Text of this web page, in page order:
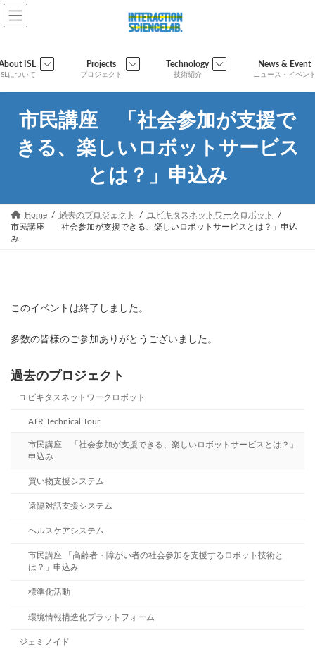
コ
ン
へ
キ
ナ
ビ
ョ
に
ISL
について
Projects
プロジェクト
Technology
技術紹介
News & Event
ニュース・イベン
市民講座 「社会参加が支援で
きる、楽しいロボットサービス
とは？」申込み
Home 過去のプロジェクト
ユビキタスネットワークロボット
市民講座 「社会参加が支援できる、楽しいロボットサービスとは？」申込
み
このイベントは終了しました。
多数の皆様のご参加ありがとうございました。
過去のプロジェクト
ユビキタスネットワークロボット
ATR Technical Tour
市民講座 「社会参加が支援できる、楽しいロボットサービスとは？」
申込み
買い物支援システム
遠隔対話支援システム
ヘルスケアシステム
市民講座 「高齢者・障がい者の社会参加を支援するロボット技術と
は？」申込み
標準化活動
環境情報構造化プラットフォーム
ジェミノイド